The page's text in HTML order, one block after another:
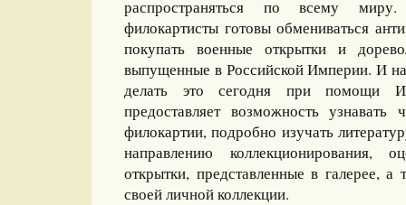
распространяться по всему
филокартисты готовы обмениваться
покупать военные открытки и
выпущенные в Российской Империи. И
делать это сегодня при помощи
предоставляет возможность
филокартии, подробно изучать
направлению коллекционирования,
открытки, представленные в галерее, а
своей личной коллекции.